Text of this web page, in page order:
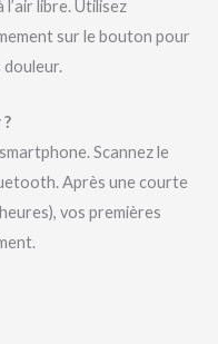
l’air libre. Utilisez
sur le bouton pour
Scannez le
Après une courte
vos premières